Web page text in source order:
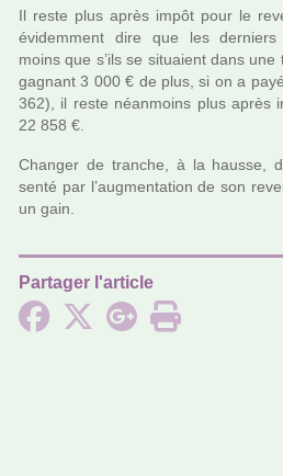
Il reste plus après impôt pour le
évidemment dire que les
moins que s’ils se situaient dans
gagnant 3 000 € de plus, si on a
362), il reste néan­moins plus après
22 858 €.
Changer de tran­che, à la hausse,
senté par l’aug­men­ta­tion de son
un gain.
Partager l'article